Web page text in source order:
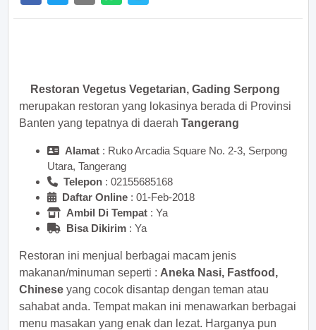
Restoran Vegetus Vegetarian, Gading Serpong
merupakan restoran yang lokasinya berada di Provinsi
Banten yang tepatnya di daerah Tangerang
Alamat : Ruko Arcadia Square No. 2-3, Serpong
Utara, Tangerang
Telepon :
Daftar Online : 01-Feb-2018
Ambil Di Tempat : Ya
Bisa Dikirim : Ya
Restoran ini menjual berbagai macam jenis
makanan/minuman seperti : Aneka Nasi, Fastfood,
Chinese yang cocok disantap dengan teman atau
sahabat anda. Tempat makan ini menawarkan berbagai
menu masakan yang enak dan lezat. Harganya pun